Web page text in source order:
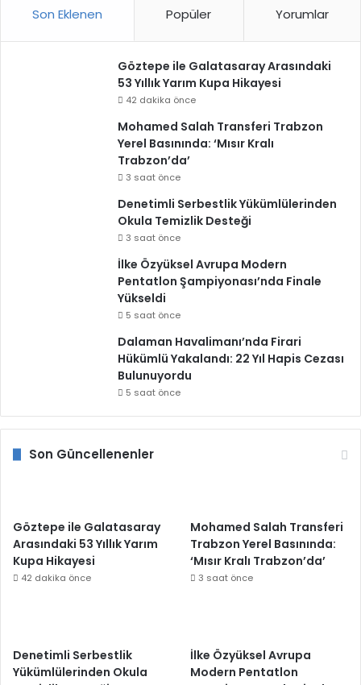
Son Eklenen Popüler Yorumlar
Göztepe ile Galatasaray Arasındaki
53 Yıllık Yarım Kupa Hikayesi
42 dakika önce
Mohamed Salah Transferi Trabzon
Yerel Basınında: ‘Mısır Kralı
Trabzon’da’
3 saat önce
Denetimli Serbestlik Yükümlülerinden
Okula Temizlik Desteği
3 saat önce
İlke Özyüksel Avrupa Modern
Pentatlon Şampiyonası’nda Finale
Yükseldi
5 saat önce
Dalaman Havalimanı’nda Firari
Hükümlü Yakalandı: 22 Yıl Hapis Cezası
Bulunuyordu
5 saat önce
Son Güncellenenler
Göztepe ile Galatasaray
Arasındaki 53 Yıllık Yarım
Kupa Hikayesi
42 dakika önce
Mohamed Salah Transferi
Trabzon Yerel Basınında:
‘Mısır Kralı Trabzon’da’
3 saat önce
Denetimli Serbestlik
Yükümlülerinden Okula
İlke Özyüksel Avrupa
Modern Pentatlon